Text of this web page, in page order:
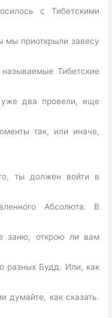
с Тибетскими
мы приоткрыли завесу
Тибетские
два провели, еще
так, или иначе,
ты должен войти в
Абсолюта. В
заню, открою ли вам
разных Будд. Или, как
думайте, как сказать.